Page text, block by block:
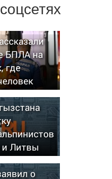
БПЛА на
где
и Литвы
о